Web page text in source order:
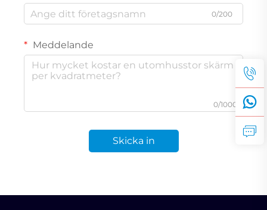
0/200
Meddelande
0/1000
Skicka in